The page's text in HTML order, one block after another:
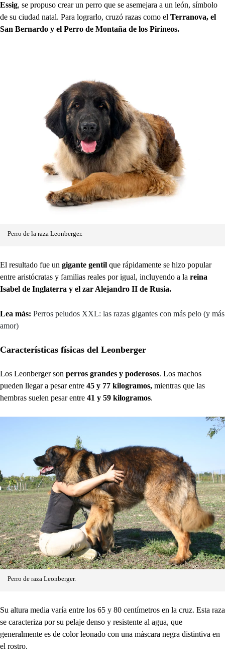
Essig, se propuso crear un perro que se asemejara a un león, símbolo
de su ciudad natal. Para lograrlo, cruzó razas como el Terranova, el
San Bernardo y el Perro de Montaña de los Pirineos.
Perro de la raza Leonberger.
El resultado fue un gigante gentil que rápidamente se hizo popular
entre aristócratas y familias reales por igual, incluyendo a la reina
Isabel de Inglaterra y el zar Alejandro II de Rusia.
Lea más: Perros peludos XXL: las razas gigantes con más pelo (y más
amor)
Características físicas del Leonberger
Los Leonberger son perros grandes y poderosos. Los machos
pueden llegar a pesar entre 45 y 77 kilogramos, mientras que las
hembras suelen pesar entre 41 y 59 kilogramos.
Perro de raza Leonberger.
Su altura media varía entre los 65 y 80 centímetros en la cruz. Esta raza
se caracteriza por su pelaje denso y resistente al agua, que
generalmente es de color leonado con una máscara negra distintiva en
el rostro.